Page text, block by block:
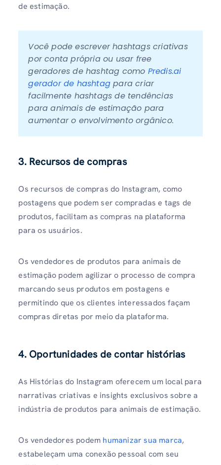
de estimação.
Você pode escrever hashtags criativas
por conta própria ou usar free
geradores de hashtag como Predis.ai
gerador de hashtag para criar
facilmente hashtags de tendências
para animais de estimação para
aumentar o envolvimento orgânico.
3. Recursos de compras
Os recursos de compras do Instagram, como
postagens que podem ser compradas e tags de
produtos, facilitam as compras na plataforma
para os usuários.
Os vendedores de produtos para animais de
estimação podem agilizar o processo de compra
marcando seus produtos em postagens e
permitindo que os clientes interessados ​​​​façam
compras diretas por meio da plataforma.
4. Oportunidades de contar histórias
As Histórias do Instagram oferecem um local para
narrativas criativas e insights exclusivos sobre a
indústria de produtos para animais de estimação.
Os vendedores podem humanizar sua marca,
estabeleçam uma conexão pessoal com seu